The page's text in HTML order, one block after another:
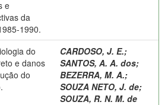
e
da
1990.
do
e danos
do
CARDOSO, J. E.;
SANTOS, A. A. dos;
BEZERRA, M. A.;
SOUZA NETO, J. de;
SOUZA, R. N. M. de